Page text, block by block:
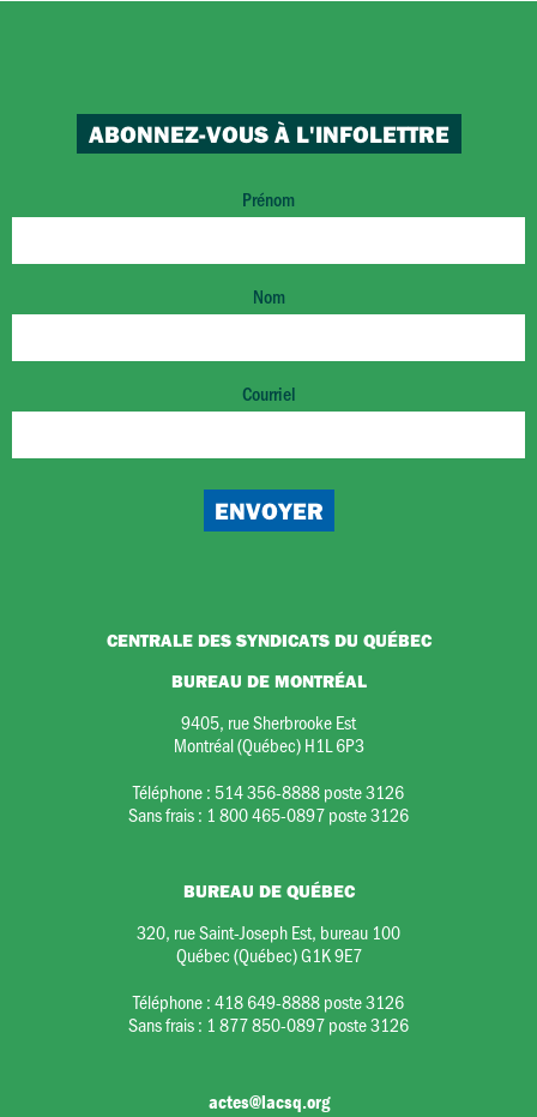
ABONNEZ-VOUS À L'INFOLETTRE
Prénom
Nom
Courriel
CENTRALE DES SYNDICATS DU QUÉBEC
BUREAU DE MONTRÉAL
9405, rue Sherbrooke Est
Montréal (Québec) H1L 6P3
Téléphone : 514 356-8888 poste 3126
Sans frais : 1 800 465-0897 poste 3126
BUREAU DE QUÉBEC
320, rue Saint-Joseph Est, bureau 100
Québec (Québec) G1K 9E7
Téléphone :418 649-8888 poste 3126
Sans frais : 1 877 850-0897 poste 3126
actes@lacsq.org